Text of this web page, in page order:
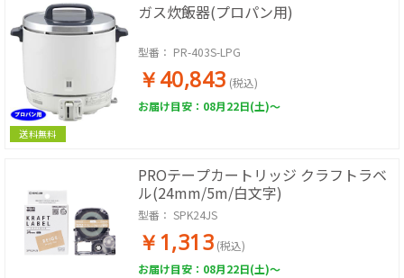
送料無料
ガス炊飯器(プロパン用)
型番： PR-403S-LPG
￥40,843 (税込)
お届け目安：08月22日(土)～
PROテープカートリッジ クラフトラベ
ル(24mm/5m/白文字)
型番： SPK24JS
￥1,313 (税込)
お届け目安：08月22日(土)～